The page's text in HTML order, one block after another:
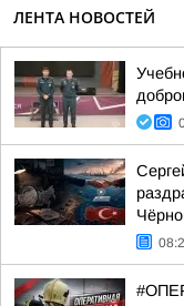
ЛЕНТА НОВОСТЕЙ